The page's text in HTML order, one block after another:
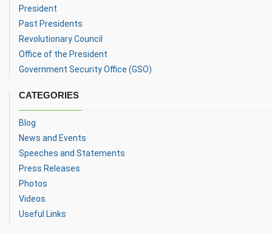
President
Past Presidents
Revolutionary Council
Office of the President
Government Security Office (GSO)
CATEGORIES
Blog
News and Events
Speeches and Statements
Press Releases
Photos
Videos
Useful Links